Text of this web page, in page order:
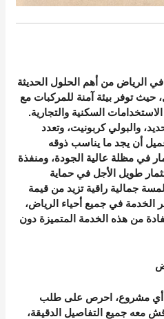
الرياض من أهم الحلول الحديثة
حيث توفر بيئة آمنة للمركبات مع
السكنية والتجارية.
والبولي كربونيت، وتعدد
أن يجد ما يناسب ذوقه
في مظلة عالية الجودة، ومنفذة
طويل الأجل في حماية
جمالية راقية تزيد من قيمة
الخدمة في جميع أحياء الرياض،
من هذه الخدمة المتميزة دون
أي مشروع، احرص على طلب
معه جميع التفاصيل الدقيقة،